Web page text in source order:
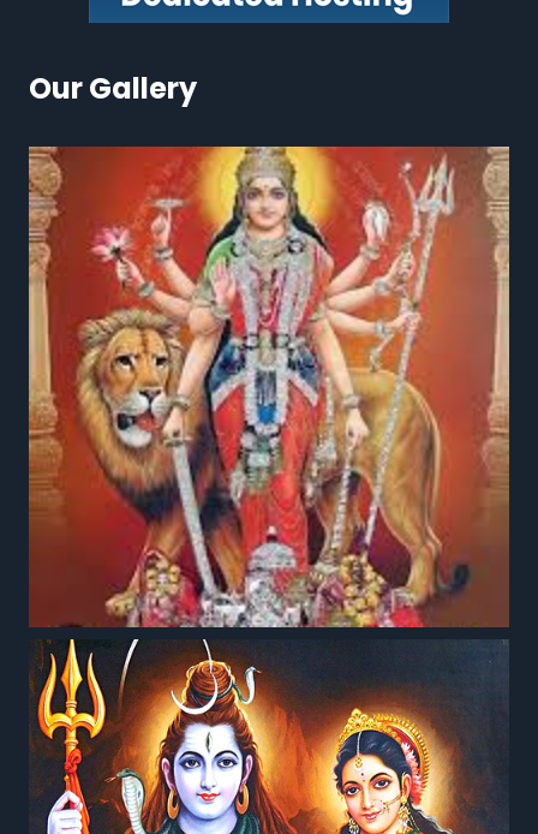
Our Gallery